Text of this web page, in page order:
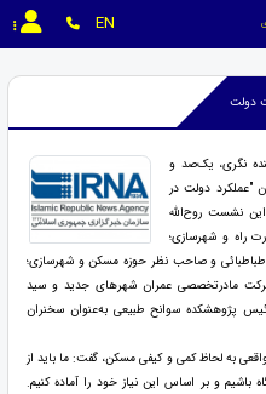
EN
نگری، یک‌صد و
دولت در
نشست روح‌الله
راه و شهرسازی؛
طباطبائی و صاحب نظر حوزه مسکن و شهرسازی؛
مادرتخصصی عمران شهرهای جدید و سید
پژوهشکده سوانح طبیعی به‌عنوان سخنران
به لحاظ کمی و کیفی مسکن، گفت: ما باید از
و بر اساس این نیاز خود را آماده کنیم.